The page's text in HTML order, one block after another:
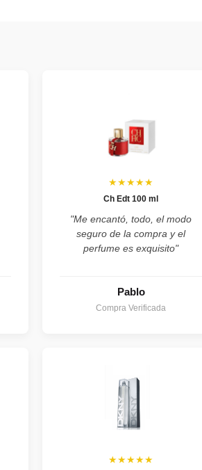
★★★★★
Ch Edt 100 ml
"Me encantó, todo, el modo
seguro de la compra y el
perfume es exquisito"
Pablo
Compra Verificada
★★★★★